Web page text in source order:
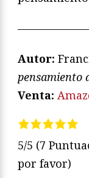
Autor:
pensamiento
Venta:
5/5 (7
por favor)